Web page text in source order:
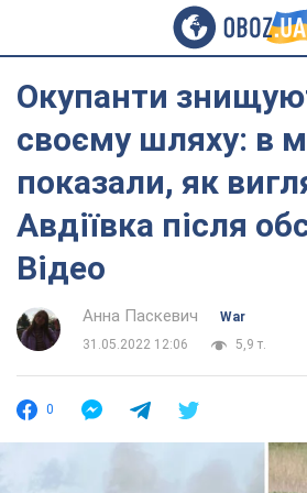
Окупанти
своєму шляху: в
показали, як
Авдіївка після
Відео
Анна Паскевич
War
31.05.2022 12:06
5,9 т.
0